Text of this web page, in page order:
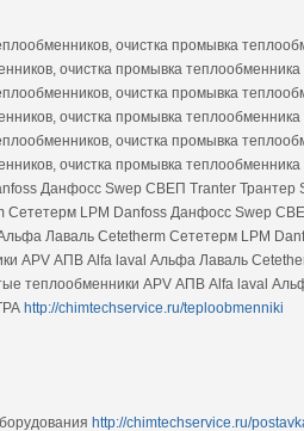
очистка промывка
очистка промывка теплообменника
очистка промывка
очистка промывка теплообменника
очистка промывка
очистка промывка теплообменника
Данфосс Swep СВЕП Tranter Трантер
LPM Danfoss Данфосс Swep
Лаваль Cetetherm Сететерм LPM
APV АПВ Alfa laval Альфа Лаваль
теплообменники APV АПВ Alfa laval
http://chimtechservice.ru/teploobmenniki
http://chimtechservice.ru/